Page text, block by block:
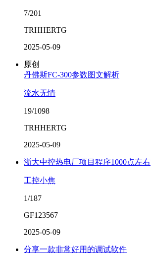
7/201
TRHHERTG
2025-05-09
原创
丹佛斯FC-300参数图文解析
流水无情
19/1098
TRHHERTG
2025-05-09
浙大中控热电厂项目程序1000点左右
工控小焦
1/187
GF123567
2025-05-09
分享一款非常好用的调试软件